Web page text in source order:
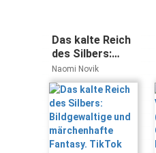
Das kalte Reich
des Silbers:
Bildgewaltige
und
märchenhafte
Fantasy. TikTok
made me buy it.
Naomi Novik